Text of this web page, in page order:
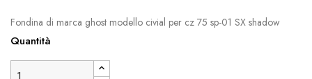
Fondina di marca ghost modello civial per cz 75 sp-01 SX shadow
Quantità